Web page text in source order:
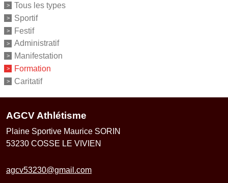
Tous les types
Sportif
Festif
Administratif
Manifestation
Formation
Caritatif
AGCV Athlétisme
Plaine Sportive Maurice SORIN
53230 COSSE LE VIVIEN
agcv53230@gmail.com